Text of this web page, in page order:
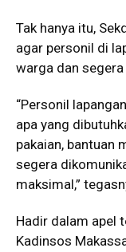
Tak hanya itu,
agar personil di
warga dan
“Personil
apa yang
pakaian, bantuan
segera
maksimal,”
Hadir dalam apel
Kadinsos